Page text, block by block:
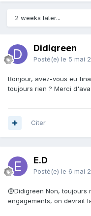
2 weeks later...
Didigreen
Posté(e) le 5 mai
Bonjour, avez-vous eu
toujours rien ? Merci
Citer
E.D
Posté(e) le 6 mai
@Didigreen Non, toujours
engagements, on devrait